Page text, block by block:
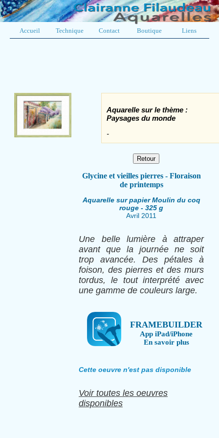
Accueil Technique Contact Boutique Liens
Aquarelle sur le thème :
Paysages du monde
-
Glycine et vieilles pierres - Floraison
de printemps
Aquarelle sur papier Moulin du coq
rouge - 325 g
Avril 2011
Une belle lumière à attraper
avant que la journée ne soit
trop avancée. Des pétales à
foison, des pierres et des murs
tordus, le tout interprété avec
une gamme de couleurs large.
FRAMEBUILDER
App iPad/iPhone
En savoir plus
Cette oeuvre n'est pas disponible
Voir toutes les oeuvres
disponibles